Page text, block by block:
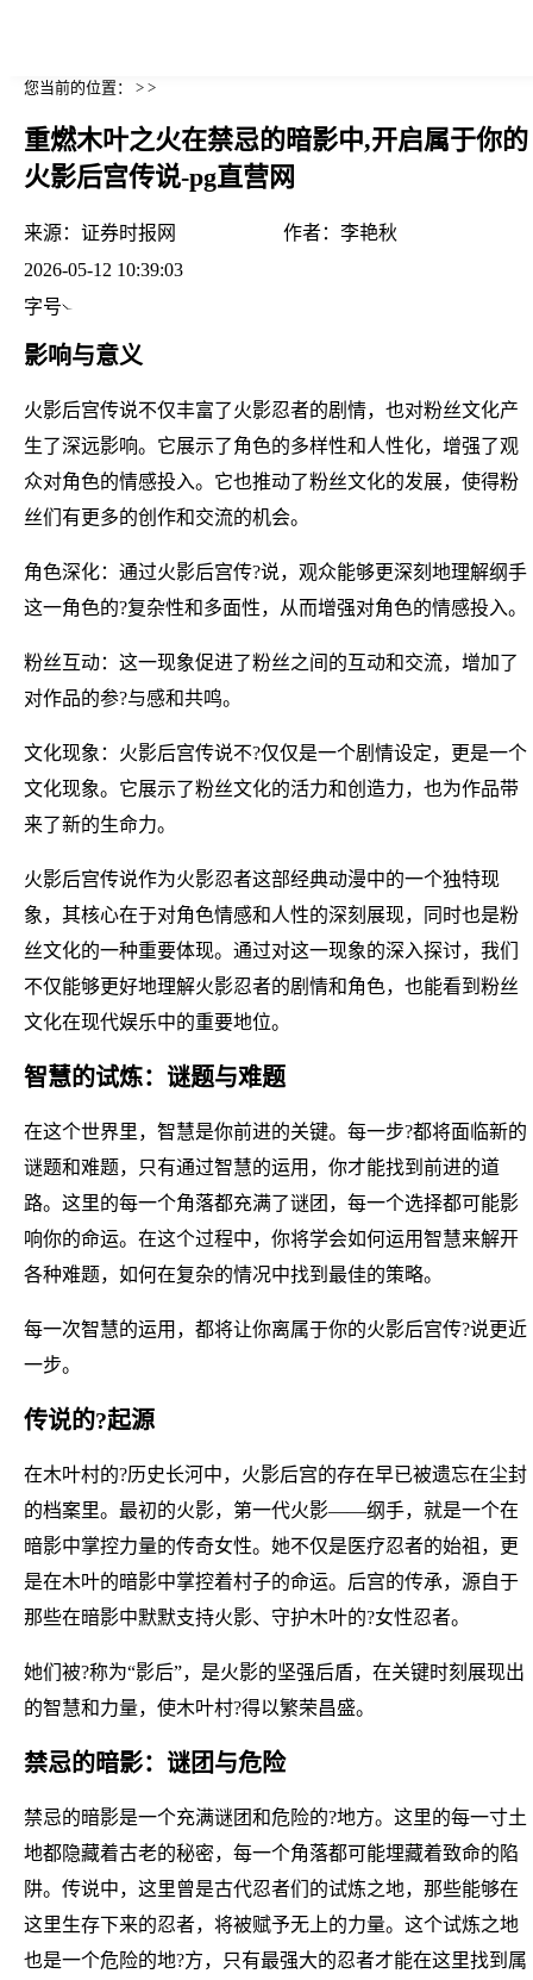
您当前的位置： > >
重燃木叶之火在禁忌的暗影中,开启属于你的
火影后宫传说-pg直营网
来源： 证券时报网 作者： 李艳秋
2026-05-12 10:39:03
字号
影响与意义
火影后宫传说不仅丰富了火影忍者的剧情，也对粉丝文化产
生了深远影响。它展示了角色的多样性和人性化，增强了观
众对角色的情感投入。它也推动了粉丝文化的发展，使得粉
丝们有更多的创作和交流的机会。
角色深化：通过火影后宫传?说，观众能够更深刻地理解纲手
这一角色的?复杂性和多面性，从而增强对角色的情感投入。
粉丝互动：这一现象促进了粉丝之间的互动和交流，增加了
对作品的参?与感和共鸣。
文化现象：火影后宫传说不?仅仅是一个剧情设定，更是一个
文化现象。它展示了粉丝文化的活力和创造力，也为作品带
来了新的生命力。
火影后宫传说作为火影忍者这部经典动漫中的一个独特现
象，其核心在于对角色情感和人性的深刻展现，同时也是粉
丝文化的一种重要体现。通过对这一现象的深入探讨，我们
不仅能够更好地理解火影忍者的剧情和角色，也能看到粉丝
文化在现代娱乐中的重要地位。
智慧的试炼：谜题与难题
在这个世界里，智慧是你前进的关键。每一步?都将面临新的
谜题和难题，只有通过智慧的运用，你才能找到前进的道
路。这里的每一个角落都充满了谜团，每一个选择都可能影
响你的命运。在这个过程中，你将学会如何运用智慧来解开
各种难题，如何在复杂的情况中找到最佳的策略。
每一次智慧的运用，都将让你离属于你的火影后宫传?说更近
一步。
传说的?起源
在木叶村的?历史长河中，火影后宫的存在早已被遗忘在尘封
的档案里。最初的火影，第一代火影——纲手，就是一个在
暗影中掌控力量的传奇女性。她不仅是医疗忍者的始祖，更
是在木叶的暗影中掌控着村子的命运。后宫的传承，源自于
那些在暗影中默默支持火影、守护木叶的?女性忍者。
她们被?称为“影后”，是火影的坚强后盾，在关键时刻展现出
的智慧和力量，使木叶村?得以繁荣昌盛。
禁忌的暗影：谜团与危险
禁忌的暗影是一个充满谜团和危险的?地方。这里的每一寸土
地都隐藏着古老的秘密，每一个角落都可能埋藏着致命的陷
阱。传说中，这里曾是古代忍者们的试炼之地，那些能够在
这里生存下来的忍者，将被赋予无上的力量。这个试炼之地
也是一个危险的地?方，只有最强大的忍者才能在这里找到属